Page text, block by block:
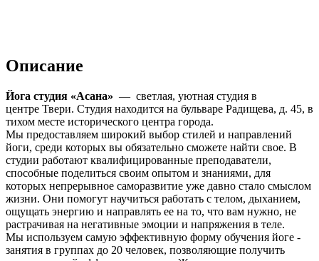
Описание
Йога студия «Асана» — светлая, уютная студия в
центре Твери. Студия находится на бульваре Радищева, д. 45, в
тихом месте исторического центра города.
Мы предоставляем широкий выбор стилей и направлений
йоги, среди которых вы обязательно сможете найти свое. В
студии работают квалифицированные преподаватели,
способные поделиться своим опытом и знаниями, для
которых непрерывное саморазвитие уже давно стало смыслом
жизни. Они помогут научиться работать с телом, дыханием,
ощущать энергию и направлять ее на то, что вам нужно, не
растрачивая на негативные эмоции и напряжения в теле.
Мы используем самую эффективную форму обучения йоге -
занятия в группах до 20 человек, позволяющие получить